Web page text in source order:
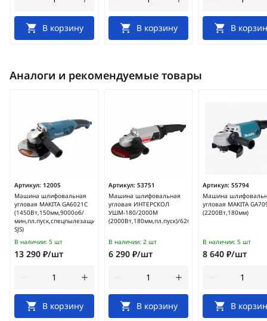
В корзину В корзину В
Аналоги и рекомендуемые товары
Артикул: 12005
Машина шлифовальная
угловая MAKITA GA6021C
(1450Вт,150мм,9000об/
мин,пл.пуск,спецпылезащита,муфта-
SJS)
В наличии: 5 шт
13 290 ₽/шт
В корзину
Артикул: 53751
Машина шлифовальная
угловая ИНТЕРСКОЛ
УШМ-180/2000М
(2000Вт,180мм,пл.пуск)/626.1.0.00
В наличии: 2 шт
6 290 ₽/шт
В корзину
Артикул: 55794
Машина
угловая MAKITA
(2200Вт,180мм)
В наличии: 5 шт
8 640 ₽/шт
В